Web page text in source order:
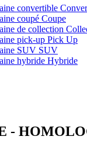
Coupe
Pick Up
SUV
Hybride
-